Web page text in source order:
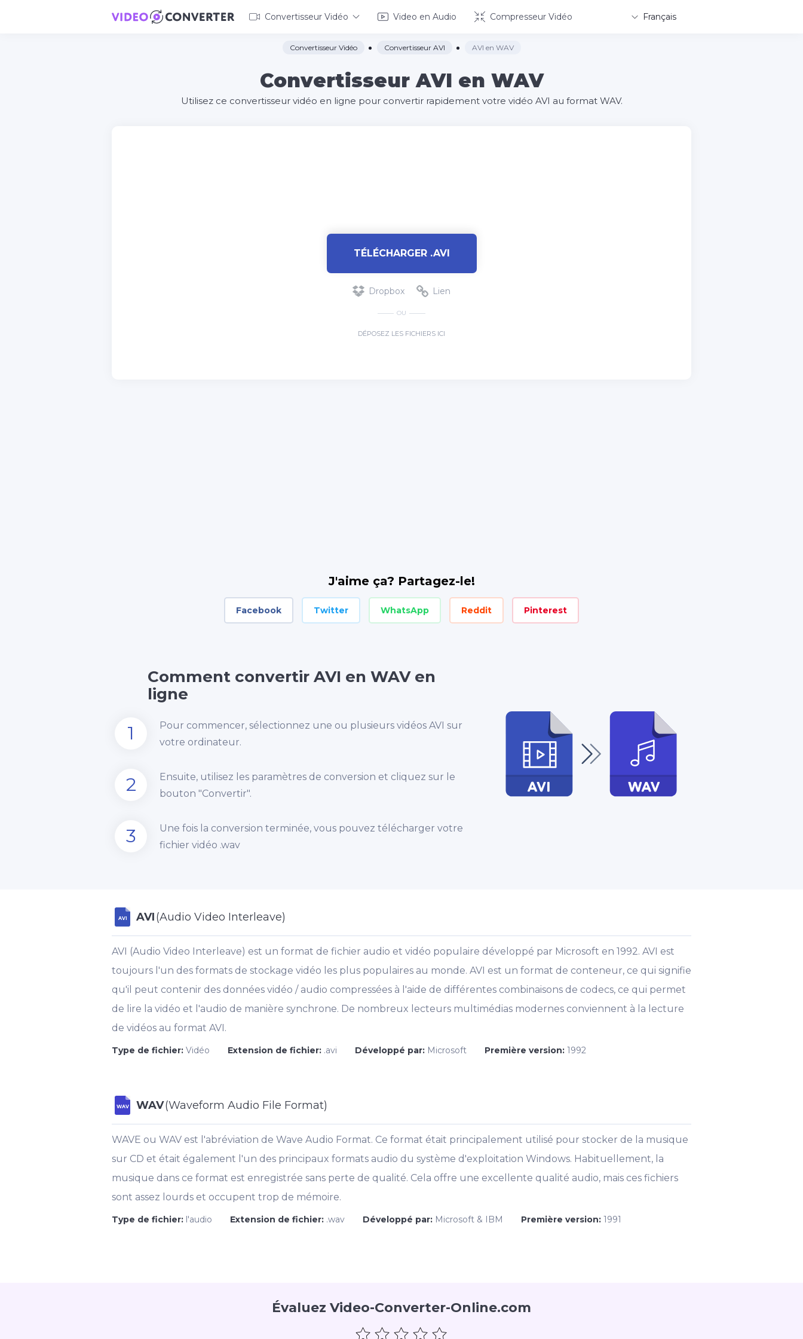
Convertisseur Vidéo Video en Audio Compresseur Vidéo Français
Convertisseur Vidéo Convertisseur AVI AVI en WAV
Convertisseur AVI en WAV
Utilisez ce convertisseur vidéo en ligne pour convertir rapidement votre vidéo AVI au format WAV.
TÉLÉCHARGER .AVI
Dropbox Lien
OU
DÉPOSEZ LES FICHIERS ICI
J'aime ça? Partagez-le!
Facebook Twitter WhatsApp Reddit Pinterest
Comment convertir AVI en WAV en
ligne
1
Pour commencer, sélectionnez une ou plusieurs vidéos AVI sur
votre ordinateur.
2
Ensuite, utilisez les paramètres de conversion et cliquez sur le
bouton "Convertir".
3
Une fois la conversion terminée, vous pouvez télécharger votre
fichier vidéo .wav
AVI AVI(Audio Video Interleave)
AVI (Audio Video Interleave) est un format de fichier audio et vidéo populaire développé par Microsoft en 1992. AVI est
toujours l'un des formats de stockage vidéo les plus populaires au monde. AVI est un format de conteneur, ce qui signifie
qu'il peut contenir des données vidéo / audio compressées à l'aide de différentes combinaisons de codecs, ce qui permet
de lire la vidéo et l'audio de manière synchrone. De nombreux lecteurs multimédias modernes conviennent à la lecture
de vidéos au format AVI.
Type de fichier: Vidéo Extension de fichier: .avi Développé par: Microsoft Première version: 1992
WAV WAV(Waveform Audio File Format)
WAVE ou WAV est l'abréviation de Wave Audio Format. Ce format était principalement utilisé pour stocker de la musique
sur CD et était également l'un des principaux formats audio du système d'exploitation Windows. Habituellement, la
musique dans ce format est enregistrée sans perte de qualité. Cela offre une excellente qualité audio, mais ces fichiers
sont assez lourds et occupent trop de mémoire.
Type de fichier: l'audio Extension de fichier: .wav Développé par: Microsoft & IBM Première version: 1991
Évaluez Video-Converter-Online.com